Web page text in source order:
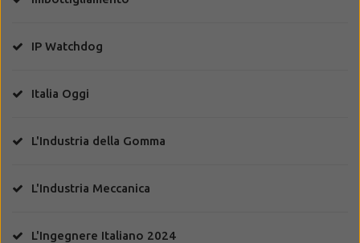
IP Watchdog
Italia Oggi
L'Industria della Gomma
L'Industria Meccanica
L'Ingegnere Italiano 2024